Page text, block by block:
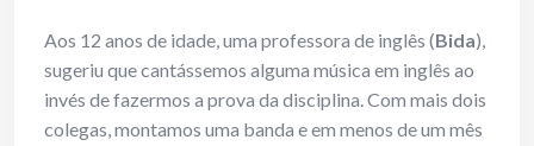
Aos 12 anos de idade, uma professora de inglês (Bida),
sugeriu que cantássemos alguma música em inglês ao
invés de fazermos a prova da disciplina. Com mais dois
colegas, montamos uma banda e em menos de um mês